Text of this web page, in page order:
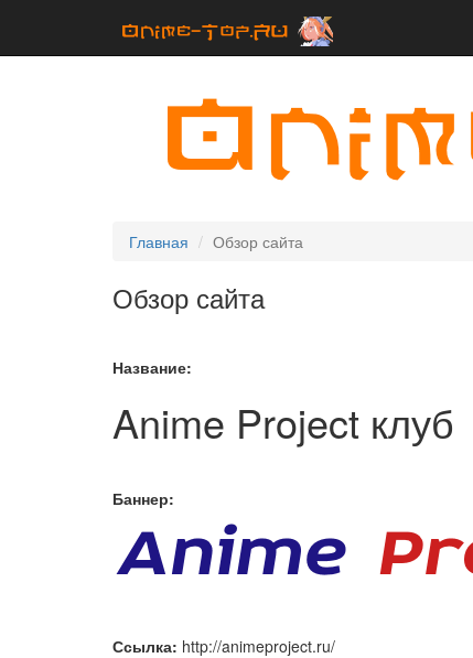
Главная Обзор сайта
Обзор сайта
Название:
Anime Project клуб
Баннер:
Ссылка: http://animeproject.ru/